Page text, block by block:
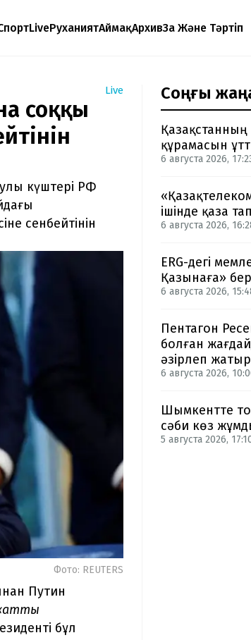
LiveРуханиятАймақАрхивЗаң Және Тәртіп
Live
соққы
күштері РФ
сенбейтінін
Фото: REUTERS
Путин
бұл
Соңғы
құрамасын
6 августа 2026,
ішінде қаза
6 августа 2026,
ERG-дегі
Қазынаға»
6 августа 2026,
Пентагон
болған
әзірлеп жатыр
6 августа 2026,
Шымкентте
сәби көз
5 августа 2026,